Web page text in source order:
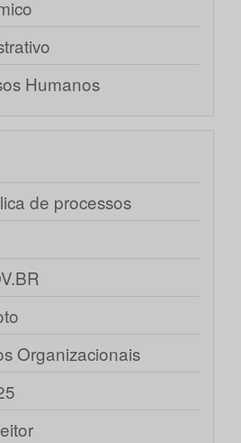
Humanos
de processos
Organizacionais